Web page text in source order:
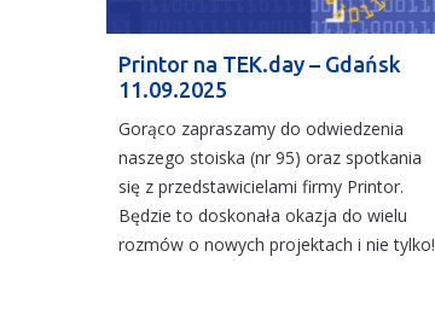
Printor na TEK.day – Gdańsk
11.09.2025
Gorąco zapraszamy do odwiedzenia
naszego stoiska (nr 95) oraz spotkania
się z przedstawicielami firmy Printor.
Będzie to doskonała okazja do wielu
rozmów o nowych projektach i nie tylko!